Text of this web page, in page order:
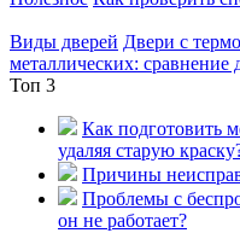
Виды дверей Двери с
металлических: сравнение
Топ 3
Как подготовить
удаляя старую
Причины
Проблемы с
он не работает?